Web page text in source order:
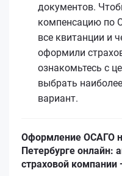
документов.
компенсацию по
все квитанции и
оформили
ознакомьтесь с
выбрать
вариант.
Оформление ОСАГО
Петербурге онлайн:
страховой компании